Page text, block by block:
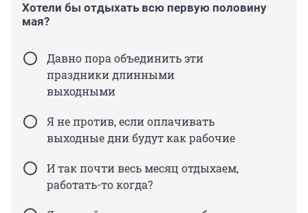
Хотели бы отдыхать всю первую половину
мая?
Давно пора объединить эти
праздники длинными
выходными
Я не против, если оплачивать
выходные дни будут как рабочие
И так почти весь месяц отдыхаем,
работать-то когда?